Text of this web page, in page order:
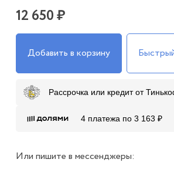
12 650 ₽
Добавить в корзину
Рассрочка или кредит от
4 платежа по 3 163 ₽
Или пишите в мессенджеры: